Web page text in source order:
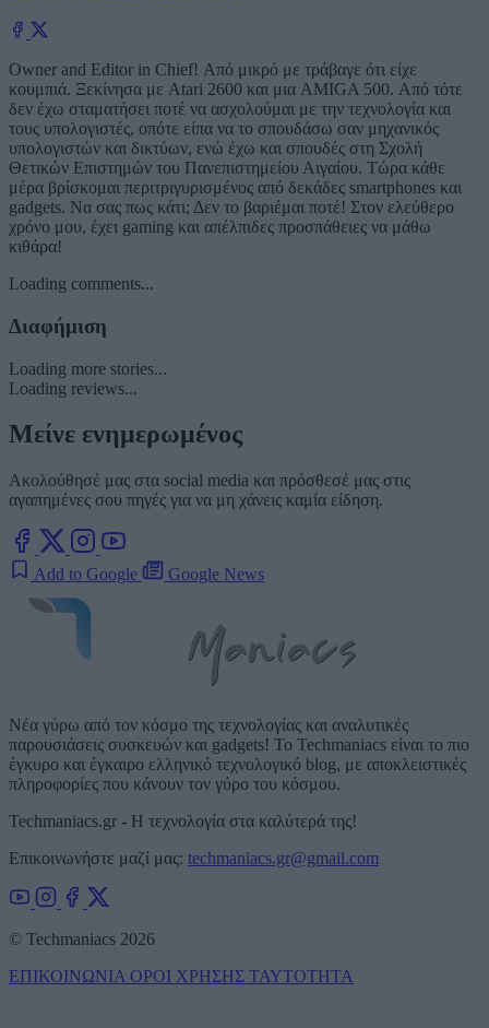
Owner and Editor in Chief! Από μικρό με τράβαγε ότι είχε
κουμπιά. Ξεκίνησα με Atari 2600 και μια AMIGA 500. Από τότε
δεν έχω σταματήσει ποτέ να ασχολούμαι με την τεχνολογία και
τους υπολογιστές, οπότε είπα να το σπουδάσω σαν μηχανικός
υπολογιστών και δικτύων, ενώ έχω και σπουδές στη Σχολή
Θετικών Επιστημών του Πανεπιστημείου Αιγαίου. Τώρα κάθε
μέρα βρίσκομαι περιτριγυρισμένος από δεκάδες smartphones και
gadgets. Να σας πως κάτι; Δεν το βαριέμαι ποτέ! Στον ελεύθερο
χρόνο μου, έχει gaming και απέλπιδες προσπάθειες να μάθω
κιθάρα!
Loading comments...
Διαφήμιση
Loading more stories...
Loading reviews...
Μείνε ενημερωμένος
Ακολούθησέ μας στα social media και πρόσθεσέ μας στις
αγαπημένες σου πηγές για να μη χάνεις καμία είδηση.
Add to Google Google News
Νέα γύρω από τον κόσμο της τεχνολογίας και αναλυτικές
παρουσιάσεις συσκευών και gadgets! Το Techmaniacs είναι το πιο
έγκυρο και έγκαιρο ελληνικό τεχνολογικό blog, με αποκλειστικές
πληροφορίες που κάνουν τον γύρο του κόσμου.
Techmaniacs.gr - Η τεχνολογία στα καλύτερά της!
Επικοινωνήστε μαζί μας: techmaniacs.gr@gmail.com
© Techmaniacs 2026
ΕΠΙΚΟΙΝΩΝΙΑ ΟΡΟΙ ΧΡΗΣΗΣ ΤΑΥΤΟΤΗΤΑ